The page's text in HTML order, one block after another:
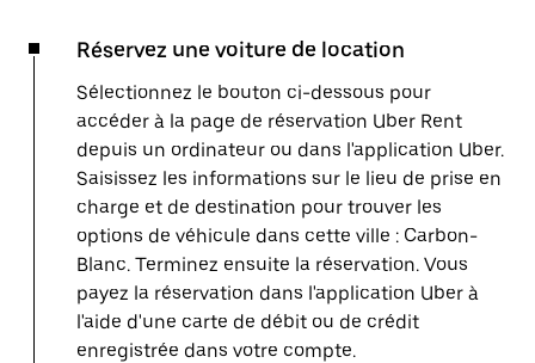
Réservez une voiture de location
Sélectionnez le bouton ci-dessous pour
accéder à la page de réservation Uber Rent
depuis un ordinateur ou dans l'application Uber.
Saisissez les informations sur le lieu de prise en
charge et de destination pour trouver les
options de véhicule dans cette ville : Carbon-
Blanc. Terminez ensuite la réservation. Vous
payez la réservation dans l'application Uber à
l'aide d'une carte de débit ou de crédit
enregistrée dans votre compte.